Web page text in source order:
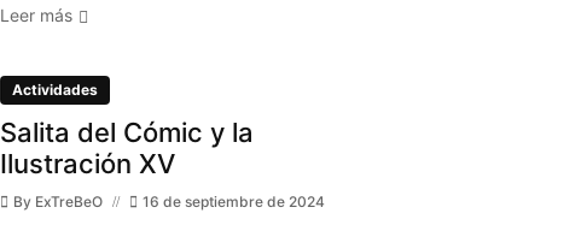
Leer más
Actividades
Salita del Cómic y la
Ilustración XV
By ExTreBeO 16 de septiembre de 2024